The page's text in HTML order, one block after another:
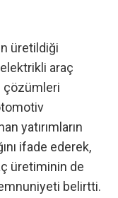
üretildiği
araç
çözümleri
yatırımların
ifade ederek,
üretiminin de
belirtti.